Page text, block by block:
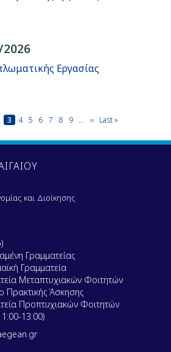
Εργασίας
Current
page
3 Page
4 Page
5 Page
6 Page
7 Page
8 Page
9 … Next
›› Last
Last »
και Διοίκησης
Γραμματείας
Γραμματεία
Μεταπτυχιακών Φοιτητών
Πρακτικής Άσκησης
Προπτυχιακών Φοιτητών
13:00)